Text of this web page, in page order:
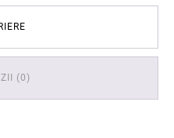
(0)